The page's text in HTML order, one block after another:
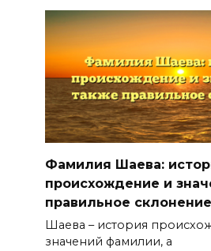
Фамилия Шаева:
происхождение и
правильное склонение
Шаева – история
значений фамилии, а